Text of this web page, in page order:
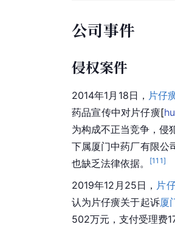
公司事件
侵权案件
2014年1月18日， 片仔
药品宣传中对片仔癀[
为构成不正当竞争，侵
下属厦门中药厂有限公
也缺乏法律依据。
[111]
2019年12月25日， 片
认为片仔癀关于起诉厦
502万元，支付受理费